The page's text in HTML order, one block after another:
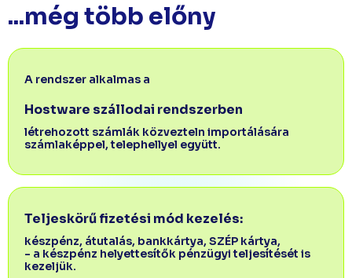
...még több előny
A rendszer alkalmas a
Hostware szállodai rendszerben
létrehozott számlák közvezteln importálására
számlaképpel, telephellyel együtt.
Teljeskörű fizetési mód kezelés:
készpénz, átutalás, bankkártya, SZÉP kártya,
- a készpénz helyettesítők pénzügyi teljesítését is
kezeljük.